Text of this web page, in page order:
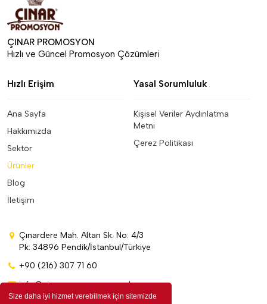
Size daha iyi hizmet verebilmek için sitemizde
ÇINAR PROMOSYON
Hızlı ve Güncel Promosyon Çözümleri
Hızlı Erişim
Ana Sayfa
Hakkımızda
Sektör
Ürünler
Blog
İletişim
Yasal Sorumluluk
Kişisel Veriler Aydınlatma
Metni
Çerez Politikası
Çınardere Mah. Altan Sk. No: 4/3
Pk: 34896 Pendik/İstanbul/Türkiye
+90 (216) 307 71 60
info@cinarpromosyon.com.tr